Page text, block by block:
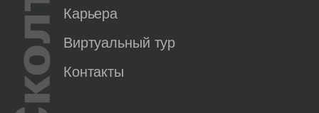
Карьера
Виртуальный тур
Контакты